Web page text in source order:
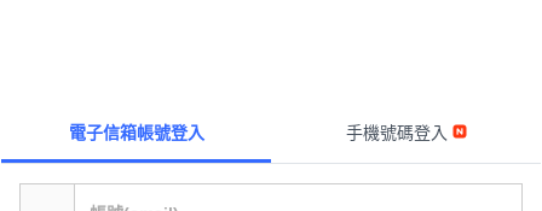
電子信箱帳號登入 手機號碼登入